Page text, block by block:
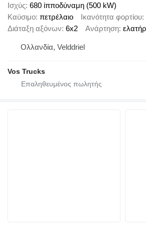
Ισχύς 680 ίπποδύναμη (500 kW)
Καύσιμο πετρέλαιο Ικανότητα φορτίου
Διάταξη αξόνων 6x2 Ανάρτηση
Ολλανδία, Velddriel
Vos Trucks